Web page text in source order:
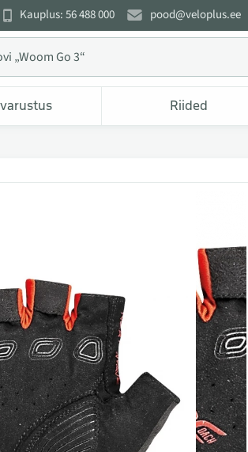
Kauplus: 56 488 000 pood@veloplus.ee
Riided